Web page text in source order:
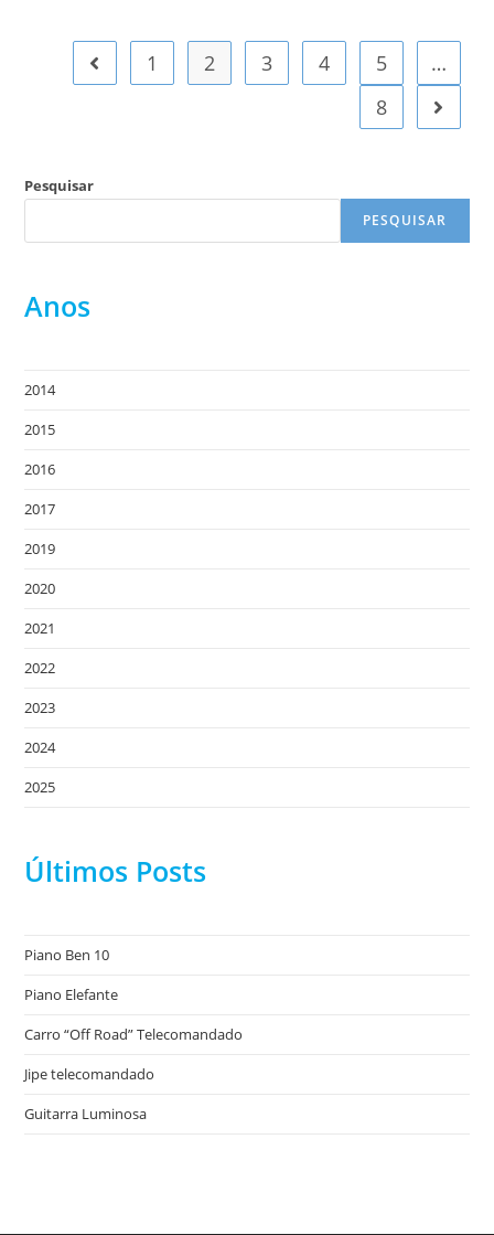
Go to the previous page
1 2 3 4 5
…
8
Go to
Pesquisar
PESQUISAR
Anos
2014
2015
2016
2017
2019
2020
2021
2022
2023
2024
2025
Últimos Posts
Piano Ben 10
Piano Elefante
Carro “Off Road” Telecomandado
Jipe telecomandado
Guitarra Luminosa